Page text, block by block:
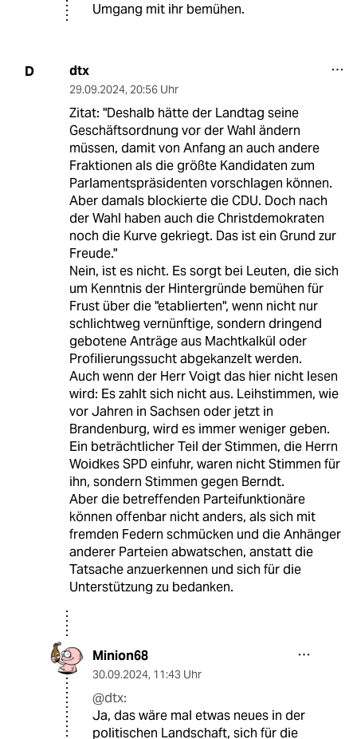
Umgang mit ihr bemühen.
D dtx
29.09.2024, 20:56 Uhr
Zitat: "Deshalb hätte der Landtag seine
Geschäftsordnung vor der Wahl ändern
müssen, damit von Anfang an auch andere
Fraktionen als die größte Kandidaten zum
Parlamentspräsidenten vorschlagen können.
Aber damals blockierte die CDU. Doch nach
der Wahl haben auch die Christdemokraten
noch die Kurve gekriegt. Das ist ein Grund zur
Freude."
Nein, ist es nicht. Es sorgt bei Leuten, die sich
um Kenntnis der Hintergründe bemühen für
Frust über die "etablierten", wenn nicht nur
schlichtweg vernünftige, sondern dringend
gebotene Anträge aus Machtkalkül oder
Profilierungssucht abgekanzelt werden.
Auch wenn der Herr Voigt das hier nicht lesen
wird: Es zahlt sich nicht aus. Leihstimmen, wie
vor Jahren in Sachsen oder jetzt in
Brandenburg, wird es immer weniger geben.
Ein beträchtlicher Teil der Stimmen, die Herrn
Woidkes SPD einfuhr, waren nicht Stimmen für
ihn, sondern Stimmen gegen Berndt.
Aber die betreffenden Parteifunktionäre
können offenbar nicht anders, als sich mit
fremden Federn schmücken und die Anhänger
anderer Parteien abwatschen, anstatt die
Tatsache anzuerkennen und sich für die
Unterstützung zu bedanken.
Minion68
30.09.2024, 11:43 Uhr
@dtx:
Ja, das wäre mal etwas neues in der
politischen Landschaft, sich für die